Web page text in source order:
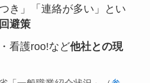
き」「連絡が多い」とい
避策
看護roo!など他社との現